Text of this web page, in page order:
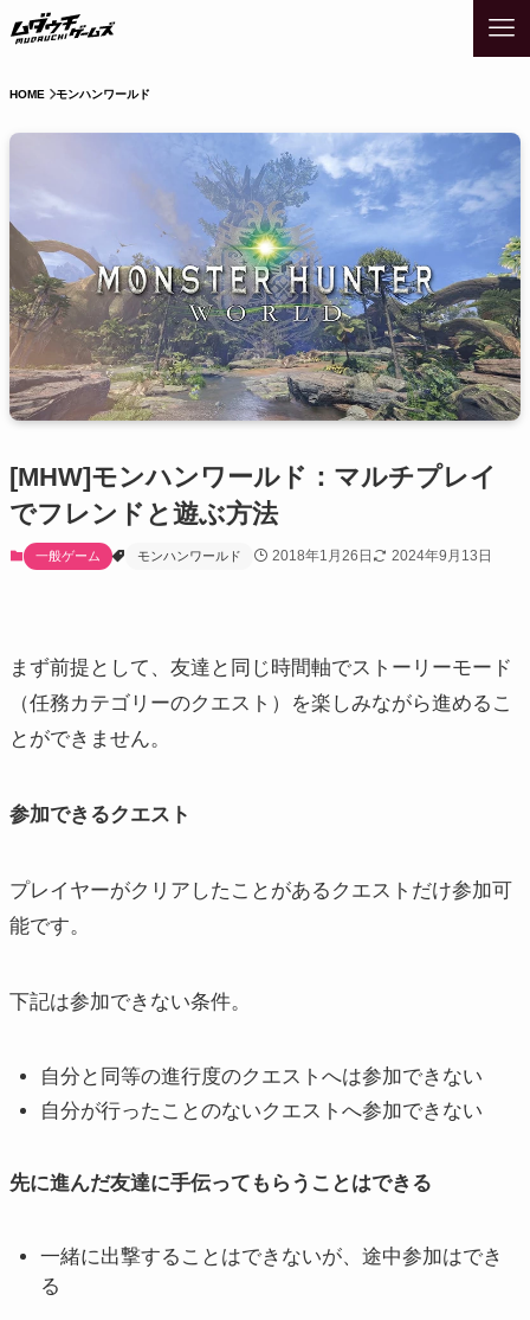
HOME モンハンワールド
[MHW]モンハンワールド：マルチプレイ
でフレンドと遊ぶ方法
一般ゲーム モンハンワールド 2018年1月26日 2024年9月13日
まず前提として、友達と同じ時間軸でストーリーモード
（任務カテゴリーのクエスト）を楽しみながら進めるこ
とができません。
参加できるクエスト
プレイヤーがクリアしたことがあるクエストだけ参加可
能です。
下記は参加できない条件。
自分と同等の進行度のクエストへは参加できない
自分が行ったことのないクエストへ参加できない
先に進んだ友達に手伝ってもらうことはできる
一緒に出撃することはできないが、途中参加はでき
る